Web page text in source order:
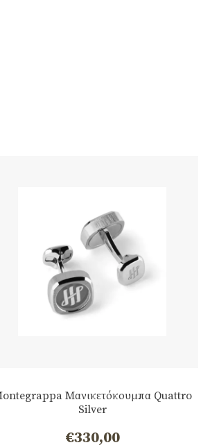
Μανικετόκουμπα Quattro
Silver
€330,00